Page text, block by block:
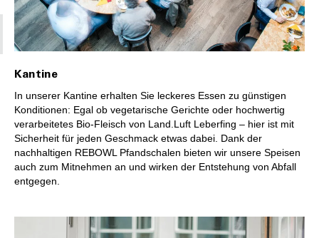
Kantine
In unserer Kantine erhalten Sie leckeres Essen zu günstigen
Konditionen: Egal ob vegetarische Gerichte oder hochwertig
verarbeitetes Bio-Fleisch von Land.Luft Leberfing – hier ist mit
Sicherheit für jeden Geschmack etwas dabei. Dank der
nachhaltigen REBOWL Pfandschalen bieten wir unsere Speisen
auch zum Mitnehmen an und wirken der Entstehung von Abfall
entgegen.